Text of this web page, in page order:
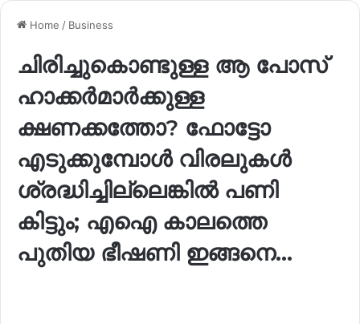
Home / Business
ചിരിച്ചുകൊണ്ടുള്ള ആ പോസ്
ഹാക്കർമാർക്കുള്ള
ക്ഷണക്കത്തോ? ഫോട്ടോ
എടുക്കുമ്പോൾ വിരലുകൾ
ശ്രദ്ധിച്ചില്ലെങ്കിൽ പണി
കിട്ടും; എഐ കാലത്തെ
പുതിയ ഭീഷണി ഇങ്ങനെ…